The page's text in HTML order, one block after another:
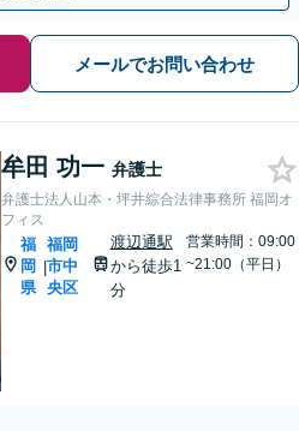
メールでお問い合わせ
牟田 功一 弁護士
弁護士法人山本・坪井綜合法律事務所 福岡オ
フィス
福
岡
県
|
福岡
市中
央区
渡辺通駅
から徒歩1
分
営業時間：09:00
~21:00（平日）